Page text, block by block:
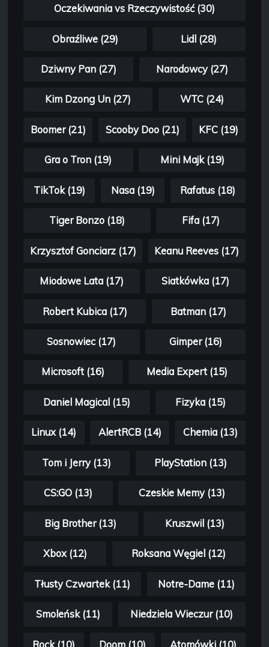
Oczekiwania vs Rzeczywistość (30)
Obraźliwe (29) Lidl (28)
Dziwny Pan (27) Narodowcy (27)
Kim Dzong Un (27) WTC (24)
Boomer (21) Scooby Doo (21) KFC (19)
Gra o Tron (19) Mini Majk (19)
TikTok (19) Nasa (19) Rafatus (18)
Tiger Bonzo (18) Fifa (17)
Krzysztof Gonciarz (17) Keanu Reeves (17)
Miodowe Lata (17) Siatkówka (17)
Robert Kubica (17) Batman (17)
Sosnowiec (17) Gimper (16)
Microsoft (16) Media Expert (15)
Daniel Magical (15) Fizyka (15)
Linux (14) AlertRCB (14) Chemia (13)
Tom i Jerry (13) PlayStation (13)
CS:GO (13) Czeskie Memy (13)
Big Brother (13) Kruszwil (13)
Xbox (12) Roksana Węgiel (12)
Tłusty Czwartek (11) Notre-Dame (11)
Smoleńsk (11) Niedziela Wieczur (10)
Rock (10) Doom (10) Atomówki (10)